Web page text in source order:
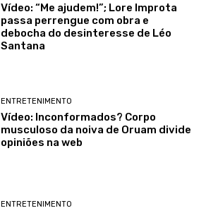
Vídeo: “Me ajudem!”; Lore Improta
passa perrengue com obra e
debocha do desinteresse de Léo
Santana
ENTRETENIMENTO
Vídeo: Inconformados? Corpo
musculoso da noiva de Oruam divide
opiniões na web
ENTRETENIMENTO